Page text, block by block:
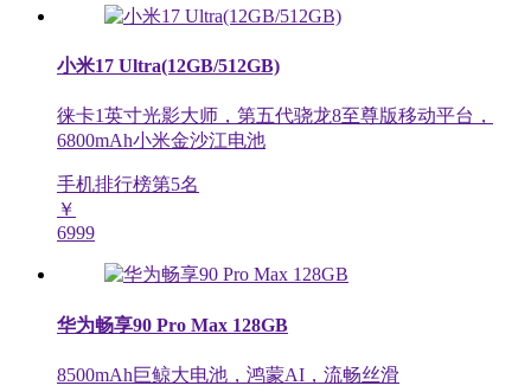
小米17 Ultra(12GB/512GB)
徕卡1英寸光影大师，第五代骁龙8至尊版移动平台，
6800mAh小米金沙江电池
手机排行榜第5名
￥
6999
华为畅享90 Pro Max 128GB
8500mAh巨鲸大电池，鸿蒙AI，流畅丝滑